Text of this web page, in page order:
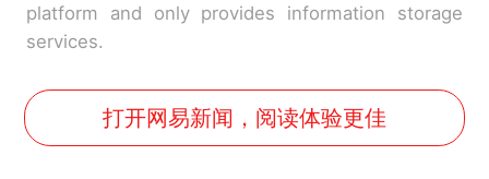
platform and only provides information storage
services.
打开网易新闻，阅读体验更佳